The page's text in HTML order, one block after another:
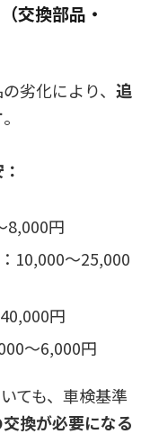
交換部品・
劣化により、 追
。
8,000円
10,000〜25,000
円
〜6,000円
ても、車検基準
換が必要になる